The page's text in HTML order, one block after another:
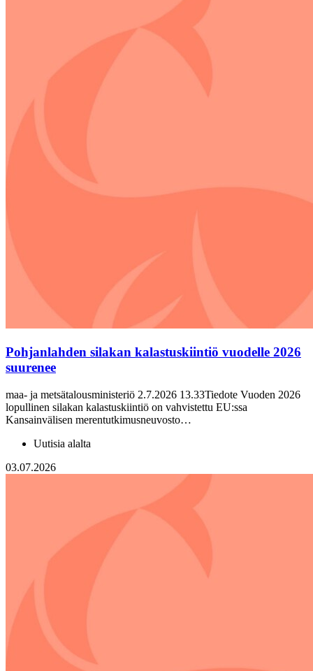
Pohjanlahden silakan kalastuskiintiö vuodelle 2026
suurenee
maa- ja metsätalousministeriö 2.7.2026 13.33Tiedote Vuoden 2026
lopullinen silakan kalastuskiintiö on vahvistettu EU:ssa
Kansainvälisen merentutkimusneuvosto…
Uutisia alalta
03.07.2026